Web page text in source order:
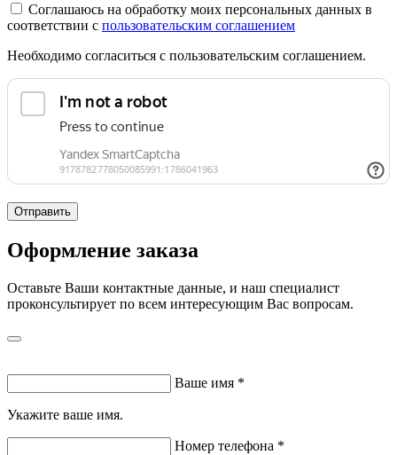
Соглашаюсь на обработку моих персональных данных в
соответствии с пользовательским соглашением
Необходимо согласиться с пользовательским соглашением.
Отправить
Оформление заказа
Оставьте Ваши контактные данные, и наш специалист
проконсультирует по всем интересующим Вас вопросам.
Ваше имя *
Укажите ваше имя.
Номер телефона *